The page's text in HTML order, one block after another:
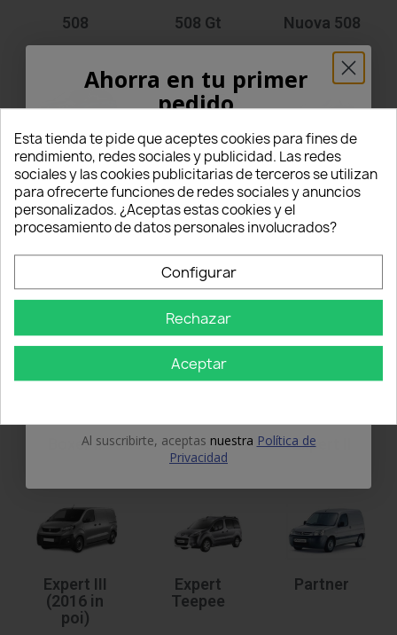
508 508 Gt Nuova 508
5008 II 5008 607
806 807 BipPer
Boxer II Boxer Expert II
Expert III
(2016 in
poi)
Expert
Teepee
Partner
Esta tienda te pide que aceptes cookies para fines de
rendimiento, redes sociales y publicidad. Las redes
sociales y las cookies publicitarias de terceros se utilizan
para ofrecerte funciones de redes sociales y anuncios
personalizados. ¿Aceptas estas cookies y el
procesamiento de datos personales involucrados?
Configurar
Rechazar
Aceptar
Ahorra en tu primer
pedido
¡5% PARA TI!
Introduce tu correo electrónico aquí abajo
para recibir un5% DE DESCUENTOen tu
primer pedido.
Nome
Al suscribirte, aceptas nuestra Política de
Privacidad